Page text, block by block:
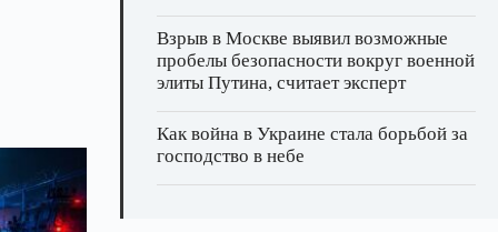
Взрыв в Москве выявил возможные
пробелы безопасности вокруг военной
элиты Путина, считает эксперт
Как война в Украине стала борьбой за
господство в небе